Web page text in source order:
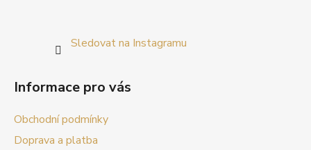
Sledovat na Instagramu
Informace pro vás
Obchodní podmínky
Doprava a platba